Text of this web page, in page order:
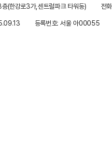
(한강로3가,센트럴파크 타워동)
전
등록번호: 서울 아00055